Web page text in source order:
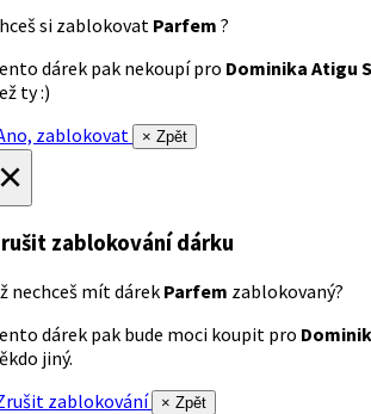
si zablokovat Parfem ?
dárek pak nekoupí pro Dominika Atigu
ty :)
zablokovat
× Zpět
zablokování dárku
nechceš mít dárek Parfem zablokovaný?
dárek pak bude moci koupit pro
jiný.
zablokování
× Zpět